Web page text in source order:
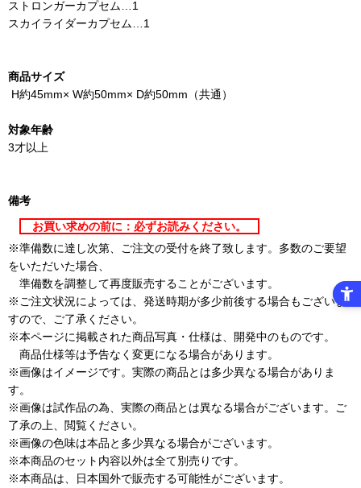
ストロンガーカプセム…1
スカイライダーカプセム…1
商品サイズ
H約45mm× W約50mm× D約50mm（共通）
対象年齢
3才以上
備考
お買い求めの前に：必ずお読みください。
※準備数に達し次第、ご注文の受付を終了致します。多数のご要望
をいただいた場合、
準備数を調整して再度販売することがございます。
※ご注文状況によっては、発送時期が多少前後する場合もございま
すので、ご了承ください。
※本ページに掲載された商品写真・仕様は、開発中のものです。
商品仕様等は予告なく変更になる場合があります。
※画像はイメージです。実際の商品とは多少異なる場合がありま
す。
※画像は試作品の為、実際の商品とは異なる場合がございます。ご
了承の上、閲覧ください。
※画像の色味は本品と多少異なる場合がございます。
※本商品のセット内容以外は全て別売りです。
※本商品は、日本国外で販売する可能性がございます。